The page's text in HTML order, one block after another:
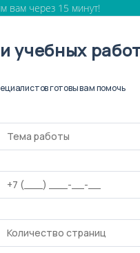
вам через 15 минут!
учебных
готовы вам помочь